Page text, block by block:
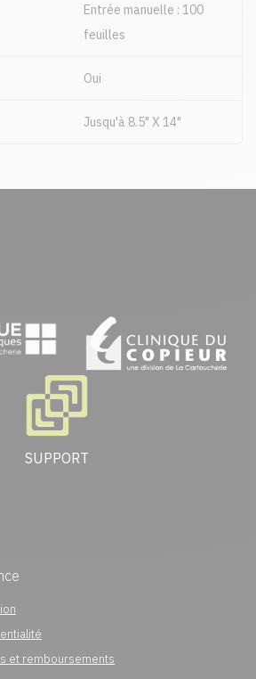
Entrée manuelle : 100
feuilles
Oui
Jusqu'à 8.5" X 14"
SUPPORT
et remboursements